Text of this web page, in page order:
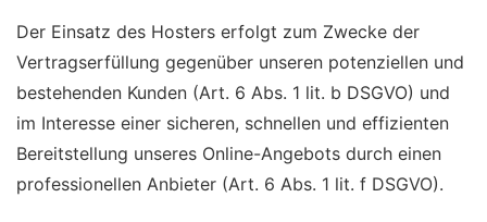
Der Einsatz des Hosters erfolgt zum Zwecke der
Vertragserfüllung gegenüber unseren potenziellen und
bestehenden Kunden (Art. 6 Abs. 1 lit. b DSGVO) und
im Interesse einer sicheren, schnellen und effizienten
Bereitstellung unseres Online-Angebots durch einen
professionellen Anbieter (Art. 6 Abs. 1 lit. f DSGVO).